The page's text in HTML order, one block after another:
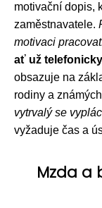
motivační dopis,
zaměstnavatele.
motivaci
ať už
obsazuje na
rodiny a
vytrvalý se
vyžaduje čas a
Mzda a